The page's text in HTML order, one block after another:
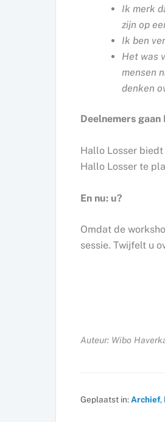
Ik merk
zijn op
Ik ben
Het was
mensen
denken
Deelnemers
Hallo Losser
Hallo Losser te
En nu: u?
Omdat de
sessie. Twijfelt u
Auteur: Wibo
Geplaatst in: Archief,